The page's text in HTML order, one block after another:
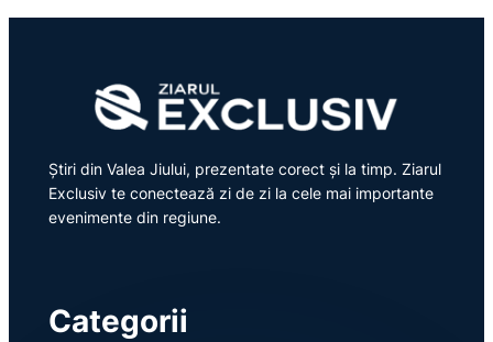
Știri din Valea Jiului, prezentate corect și la timp. Ziarul
Exclusiv te conectează zi de zi la cele mai importante
evenimente din regiune.
Categorii